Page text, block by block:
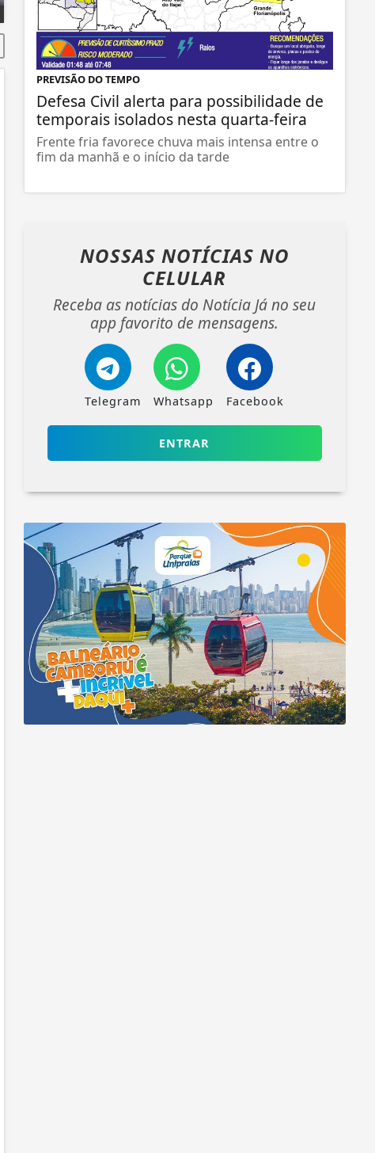
PREVISÃO DO TEMPO
Defesa Civil alerta para possibilidade de
temporais isolados nesta quarta-feira
Frente fria favorece chuva mais intensa entre o
fim da manhã e o início da tarde
NOSSAS NOTÍCIAS NO
CELULAR
Receba as notícias do Notícia Já no seu
app favorito de mensagens.
Telegram Whatsapp Facebook
ENTRAR